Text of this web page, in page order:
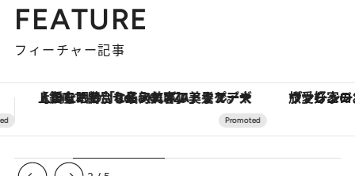
FEATURE
フィーチャー記事
ヴァシュロン・コンスタンタン「オーヴァーシーズ・オートマティック」。旅愛好家のお気に入りコレクションから、ジェンダーレスな新作が登場